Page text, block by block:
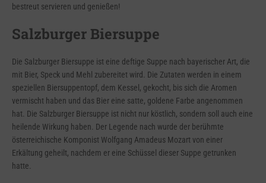
bestreut servieren und genießen!
Salzburger Biersuppe
Die Salzburger Biersuppe ist eine deftige Suppe nach bayerischer Art, die
mit Bier, Speck und Mehl zubereitet wird. Die Zutaten werden in einem
speziellen Biersuppentopf, dem Kessel, gekocht, bis sich die Aromen
vermischt haben und das Bier eine satte, goldene Farbe angenommen
hat. Die Salzburger Biersuppe ist nicht nur köstlich, sondern soll auch eine
heilende Wirkung haben. Der Legende nach wurde der berühmte
österreichische Komponist Wolfgang Amadeus Mozart von einer
Erkältung geheilt, nachdem er eine Schüssel dieser Suppe getrunken
hatte.